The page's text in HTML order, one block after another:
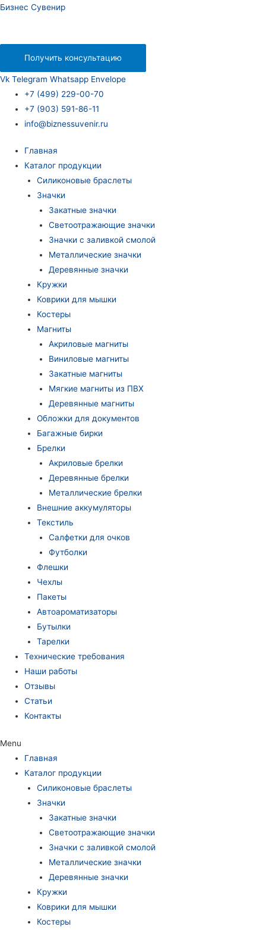
Бизнес Сувенир
Получить консультацию
Vk Telegram Whatsapp Envelope
+7 (499) 229-00-70
+7 (903) 591-86-11
info@biznessuvenir.ru
Главная
Каталог продукции
Силиконовые браслеты
Значки
Закатные значки
Светоотражающие значки
Значки с заливкой смолой
Металлические значки
Деревянные значки
Кружки
Коврики для мышки
Костеры
Магниты
Акриловые магниты
Виниловые магниты
Закатные магниты
Мягкие магниты из ПВХ
Деревянные магниты
Обложки для документов
Багажные бирки
Брелки
Акриловые брелки
Деревянные брелки
Металлические брелки
Внешние аккумуляторы
Текстиль
Салфетки для очков
Футболки
Флешки
Чехлы
Пакеты
Автоароматизаторы
Бутылки
Тарелки
Технические требования
Наши работы
Отзывы
Статьи
Контакты
Menu
Главная
Каталог продукции
Силиконовые браслеты
Значки
Закатные значки
Светоотражающие значки
Значки с заливкой смолой
Металлические значки
Деревянные значки
Кружки
Коврики для мышки
Костеры